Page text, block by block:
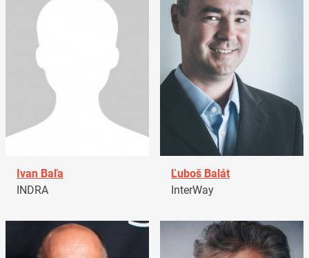
Ivan Baľa
INDRA
Ľuboš Balát
InterWay